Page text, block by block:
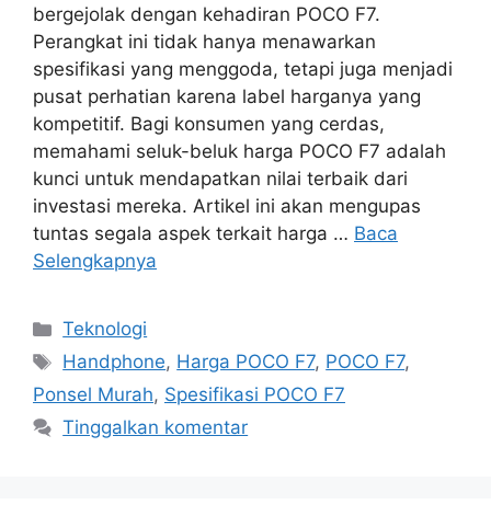
bergejolak dengan kehadiran POCO F7.
Perangkat ini tidak hanya menawarkan
spesifikasi yang menggoda, tetapi juga menjadi
pusat perhatian karena label harganya yang
kompetitif. Bagi konsumen yang cerdas,
memahami seluk-beluk harga POCO F7 adalah
kunci untuk mendapatkan nilai terbaik dari
investasi mereka. Artikel ini akan mengupas
tuntas segala aspek terkait harga … Baca
Selengkapnya
Kategori
Teknologi
Tag
Handphone, Harga POCO F7, POCO F7,
Ponsel Murah, Spesifikasi POCO F7
Tinggalkan komentar